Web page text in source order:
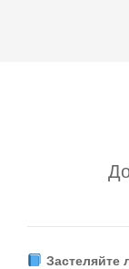
Застеляйте